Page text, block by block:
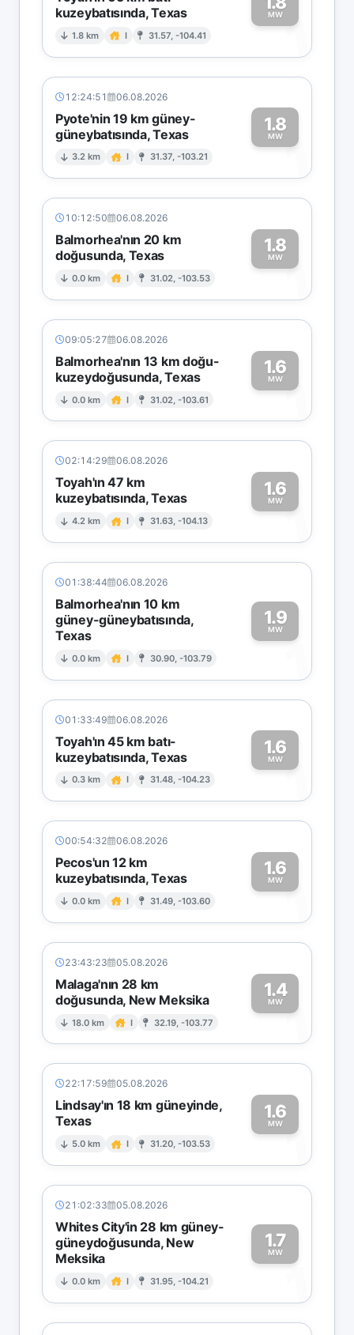
kuzeybatısında, Texas
1.8 km I 31.57, -104.41
MW1
12:24:51 06.08.2026
Pyote'nin 19 km güney-
güneybatısında, Texas
3.2 km I 31.37, -103.21
1.8
MW1
10:12:50 06.08.2026
Balmorhea'nın 20 km
doğusunda, Texas
0.0 km I 31.02, -103.53
1.8
MW1
09:05:27 06.08.2026
Balmorhea'nın 13 km doğu-
kuzeydoğusunda, Texas
0.0 km I 31.02, -103.61
1.6
MW1
02:14:29 06.08.2026
Toyah'ın 47 km
kuzeybatısında, Texas
4.2 km I 31.63, -104.13
1.6
MW1
01:38:44 06.08.2026
Balmorhea'nın 10 km
güney-güneybatısında,
Texas
0.0 km I 30.90, -103.79
1.9
MW
1
01:33:49 06.08.2026
Toyah'ın 45 km batı-
kuzeybatısında, Texas
0.3 km I 31.48, -104.23
1.6
MW1
00:54:32 06.08.2026
Pecos'un 12 km
kuzeybatısında, Texas
0.0 km I 31.49, -103.60
1.6
MW1
23:43:23 05.08.2026
Malaga'nın 28 km
doğusunda, New Meksika
18.0 km I 32.19, -103.77
1.4
MW1
22:17:59 05.08.2026
Lindsay'ın 18 km güneyinde,
Texas
5.0 km I 31.20, -103.53
1.6
MW1
21:02:33 05.08.2026
Whites City'in 28 km güney-
güneydoğusunda, New
Meksika
0.0 km I 31.95, -104.21
1.7
MW
1